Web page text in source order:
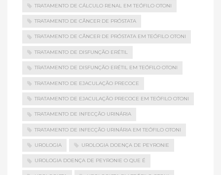
TRATAMENTO DE CÁLCULO RENAL EM TEÓFILO OTONI
TRATAMENTO DE CÂNCER DE PRÓSTATA
TRATAMENTO DE CÂNCER DE PRÓSTATA EM TEÓFILO OTONI
TRATAMENTO DE DISFUNÇÃO ERÉTIL
TRATAMENTO DE DISFUNÇÃO ERÉTIL EM TEÓFILO OTONI
TRATAMENTO DE EJACULAÇÃO PRECOCE
TRATAMENTO DE EJACULAÇÃO PRECOCE EM TEÓFILO OTONI
TRATAMENTO DE INFECÇÃO URINÁRIA
TRATAMENTO DE INFECÇÃO URINÁRIA EM TEÓFILO OTONI
UROLOGIA UROLOGIA DOENÇA DE PEYRONIE
UROLOGIA DOENÇA DE PEYRONIE O QUE É